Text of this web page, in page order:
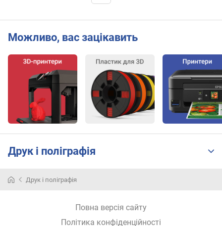
Можливо, вас зацікавить
Друк і поліграфія
3D-
Друк і поліграфія
Повна версія сайту
Політика конфіденційності